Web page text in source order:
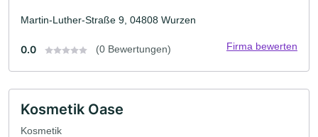
Martin-Luther-Straße 9, 04808 Wurzen
0.0 (0 Bewertungen) Firma bewerten
Kosmetik Oase
Kosmetik